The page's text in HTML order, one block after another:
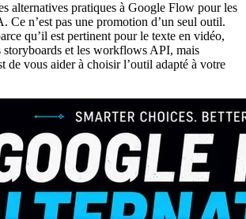
alternatives pratiques à Google Flow pour les
Ce n’est pas une promotion d’un seul outil.
qu’il est pertinent pour le texte en vidéo,
storyboards et les workflows API, mais
de vous aider à choisir l’outil adapté à votre